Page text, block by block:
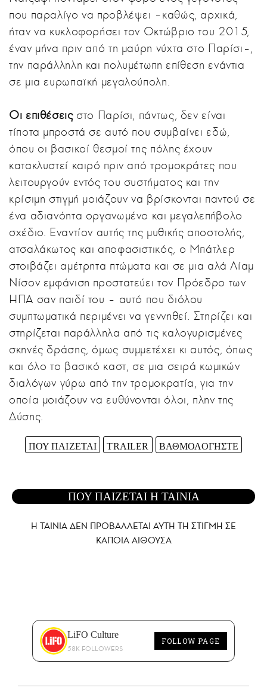
που παραλίγο να προβλέψει –καθώς, αρχικά,
ήταν να κυκλοφορήσει τον Οκτώβριο του 2015,
έναν μήνα πριν από τη μαύρη νύχτα στο Παρίσι–,
την παράλληλη και πολυμέτωπη επίθεση ενάντια
σε μια ευρωπαϊκή μεγαλούπολη.
Οι επιθέσειςστο Παρίσι, πάντως, δεν είναι
τίποτα μπροστά σε αυτό που συμβαίνει εδώ,
όπου οι βασικοί θεσμοί της πόλης έχουν
κατακλυστεί καιρό πριν από τρομοκράτες που
λειτουργούν εντός του συστήματος και την
κρίσιμη στιγμή μοιάζουν να βρίσκονται παντού σε
ένα αδιανόητα οργανωμένο και μεγαλεπήβολο
σχέδιο. Εναντίον αυτής της μυθικής αποστολής,
ατσαλάκωτος και αποφασιστικός, ο Μπάτλερ
στοιβάζει αμέτρητα πτώματα και σε μια αλά Λίαμ
Νίσον εμφάνιση προστατεύει τον Πρόεδρο των
ΗΠΑ σαν παιδί του – αυτό που διόλου
συμπτωματικά περιμένει να γεννηθεί. Στηρίζει και
στηρίζεται παράλληλα από τις καλογυρισμένες
σκηνές δράσης, όμως συμμετέχει κι αυτός, όπως
και όλο το βασικό καστ, σε μια σειρά κωμικών
διαλόγων γύρω από την τρομοκρατία, για την
οποία μοιάζουν να ευθύνονται όλοι, πλην της
Δύσης.
ΠΟΥ ΠΑΙΖΕΤΑΙ TRAILER ΒΑΘΜΟΛΟΓΗΣΤΕ
ΠΟΥ ΠΑΙΖΕΤΑΙ Η ΤΑΙΝΙΑ
Η ΤΑΙΝΙΑ ΔΕΝ ΠΡΟΒΑΛΛΕΤΑΙ AYTH ΤΗ ΣΤΙΓΜΗ ΣΕ
ΚΑΠΟΙΑ ΑΙΘΟΥΣΑ
LiFO Culture
58K FOLLOWERS
FOLLOW PAGE